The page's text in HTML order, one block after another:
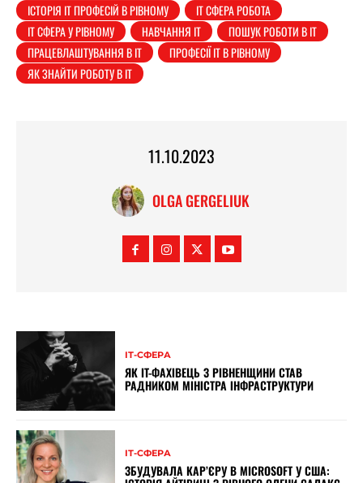
ІСТОРІЯ IT ПРОФЕСІЙ В РІВНОМУ
ІТ СФЕРА РОБОТА
ІТ СФЕРА У РІВНОМУ
НАВЧАННЯ IT
ПОШУК РОБОТИ В IT
ПРАЦЕВЛАШТУВАННЯ В IT
ПРОФЕСІЇ IT В РІВНОМУ
ЯК ЗНАЙТИ РОБОТУ В IT
11.10.2023
OLGA GERGELIUK
ІТ-СФЕРА
ЯК IT-ФАХІВЕЦЬ З РІВНЕНЩИНИ СТАВ
РАДНИКОМ МІНІСТРА ІНФРАСТРУКТУРИ
ІТ-СФЕРА
ЗБУДУВАЛА КАР’ЄРУ В MICROSOFT У США: